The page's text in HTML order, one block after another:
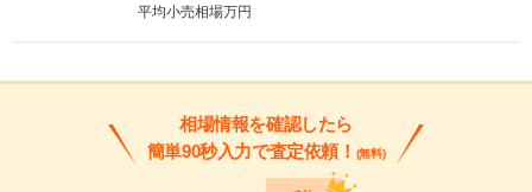
平均小売相場万円
相場情報を確認したら
簡単90秒入力で査定依頼！ (無料)